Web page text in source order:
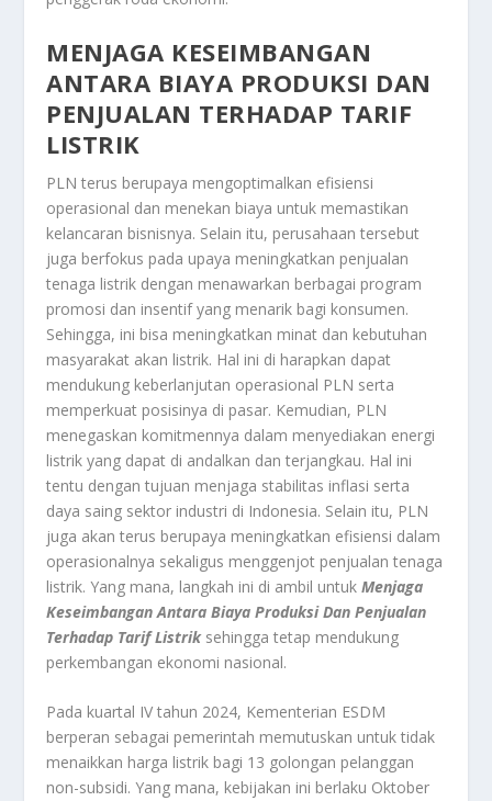
MENJAGA KESEIMBANGAN
ANTARA BIAYA PRODUKSI DAN
PENJUALAN TERHADAP TARIF
LISTRIK
PLN terus berupaya mengoptimalkan efisiensi
operasional dan menekan biaya untuk memastikan
kelancaran bisnisnya. Selain itu, perusahaan tersebut
juga berfokus pada upaya meningkatkan penjualan
tenaga listrik dengan menawarkan berbagai program
promosi dan insentif yang menarik bagi konsumen.
Sehingga, ini bisa meningkatkan minat dan kebutuhan
masyarakat akan listrik. Hal ini di harapkan dapat
mendukung keberlanjutan operasional PLN serta
memperkuat posisinya di pasar. Kemudian, PLN
menegaskan komitmennya dalam menyediakan energi
listrik yang dapat di andalkan dan terjangkau. Hal ini
tentu dengan tujuan menjaga stabilitas inflasi serta
daya saing sektor industri di Indonesia. Selain itu, PLN
juga akan terus berupaya meningkatkan efisiensi dalam
operasionalnya sekaligus menggenjot penjualan tenaga
listrik. Yang mana, langkah ini di ambil untukMenjaga
Keseimbangan Antara Biaya Produksi Dan Penjualan
Terhadap Tarif Listriksehingga tetap mendukung
perkembangan ekonomi nasional.
Pada kuartal IV tahun 2024, Kementerian ESDM
berperan sebagai pemerintah memutuskan untuk tidak
menaikkan harga listrik bagi 13 golongan pelanggan
non-subsidi. Yang mana, kebijakan ini berlaku Oktober